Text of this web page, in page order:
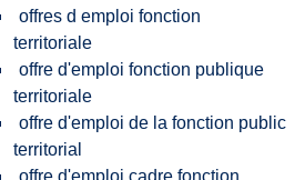
offres d emploi fonction
territoriale
offre d'emploi fonction publique
territoriale
offre d'emploi de la fonction public
territorial
offre d'emploi cadre fonction